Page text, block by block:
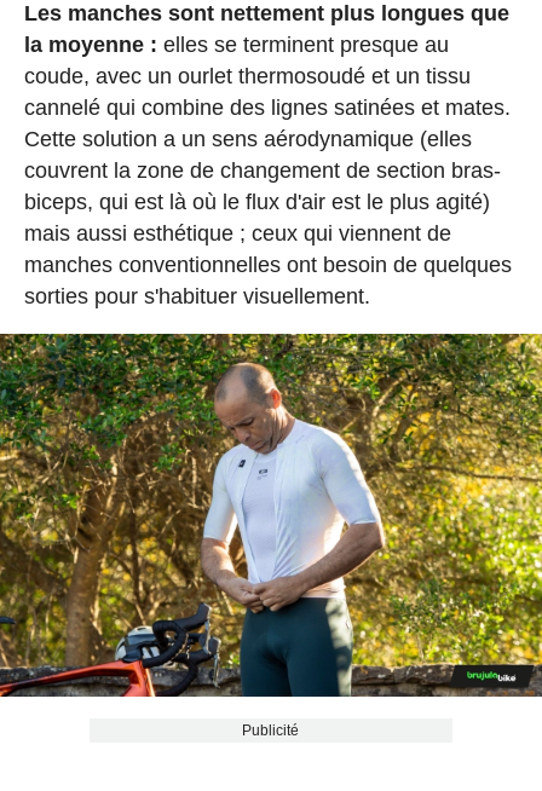
Les manches sont nettement plus longues que
la moyenne : elles se terminent presque au
coude, avec un ourlet thermosoudé et un tissu
cannelé qui combine des lignes satinées et mates.
Cette solution a un sens aérodynamique (elles
couvrent la zone de changement de section bras-
biceps, qui est là où le flux d'air est le plus agité)
mais aussi esthétique ; ceux qui viennent de
manches conventionnelles ont besoin de quelques
sorties pour s'habituer visuellement.
Publicité